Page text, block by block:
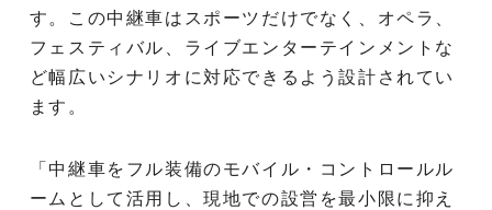
す。この中継車はスポーツだけでなく、オペラ、
フェスティバル、ライブエンターテインメントな
ど幅広いシナリオに対応できるよう設計されてい
ます。
「中継車をフル装備のモバイル・コントロールル
ームとして活用し、現地での設営を最小限に抑え